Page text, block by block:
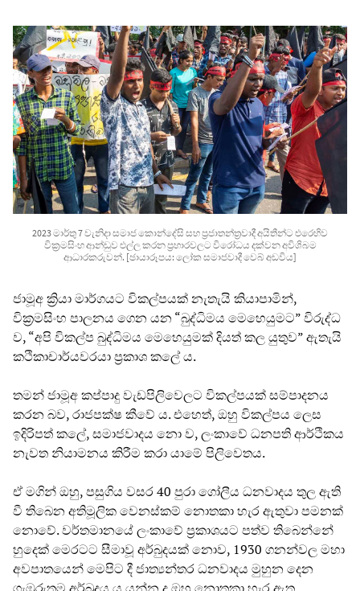
2023 මාර්තු 7 වැනිදා සමාජ කොන්දේසි සහ ප්‍රජාතන්ත්‍රවාදී අයිතීන්ට එරෙහිව
වික්‍රමසිංහ ආන්ඩුව එල්ල කරන ප්‍රහාරවලට විරෝධය දක්වන අවිශිබම
ආධාරකරුවන්. [ඡායාරූපය: ලෝක සමාජවාදී වෙබ් අඩවිය]
ජාමූඅ ක්‍රියා මාර්ගයට විකල්පයක් නැතැයි කියාපාමින්,
වික්‍රමසිංහ පාලනය ගෙන යන “බුද්ධිමය මෙහෙයුමට” විරුද්ධ
ව, “අපි විකල්ප බුද්ධිමය මෙහෙයුමක් දියත් කල යුතුව” ඇතැයි
කථිකාචාර්යවරයා ප්‍රකාශ කලේ ය.
තමන් ජාමූඅ කප්පාදු වැඩපිලිවෙලට විකල්පයක් සම්පාදනය
කරන බව, රාජපක්ෂ කීවේ ය. එහෙත්, ඔහු විකල්පය ලෙස
ඉදිරිපත් කලේ, සමාජවාදය නො ව, ලංකාවේ ධනපති ආර්ථිකය
නැවත නියාමනය කිරීම කරා යාමේ පිලිවෙතය.
ඒ මගින් ඔහු, පසුගිය වසර 40 පුරා ගෝලීය ධනවාදය තුල ඇති
වී තිබෙන අතිමූලික වෙනස්කම් නොතකා හැර ඇතුවා පමනක්
නොවේ. වර්තමානයේ ලංකාවේ ප්‍රකාශයට පත්ව තිබෙන්නේ
හුදෙක් මෙරටට සීමාවූ අර්බුදයක් නොව, 1930 ගනන්වල මහා
අවපාතයෙන් මෙපිට දී ජාත්‍යන්තර ධනවාදය මුහුන දෙන